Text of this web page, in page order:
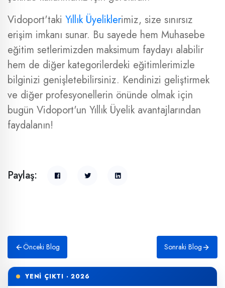
Vidoport'taki Yıllık Üyeliklerimiz, size sınırsız
erişim imkanı sunar. Bu sayede hem Muhasebe
eğitim setlerimizden maksimum faydayı alabilir
hem de diğer kategorilerdeki eğitimlerimizle
bilginizi genişletebilirsiniz. Kendinizi geliştirmek
ve diğer profesyonellerin önünde olmak için
bugün Vidoport'un Yıllık Üyelik avantajlarından
faydalanın!
Paylaş:
Önceki Blog Sonraki Blog
YENİ ÇIKTI · 2026